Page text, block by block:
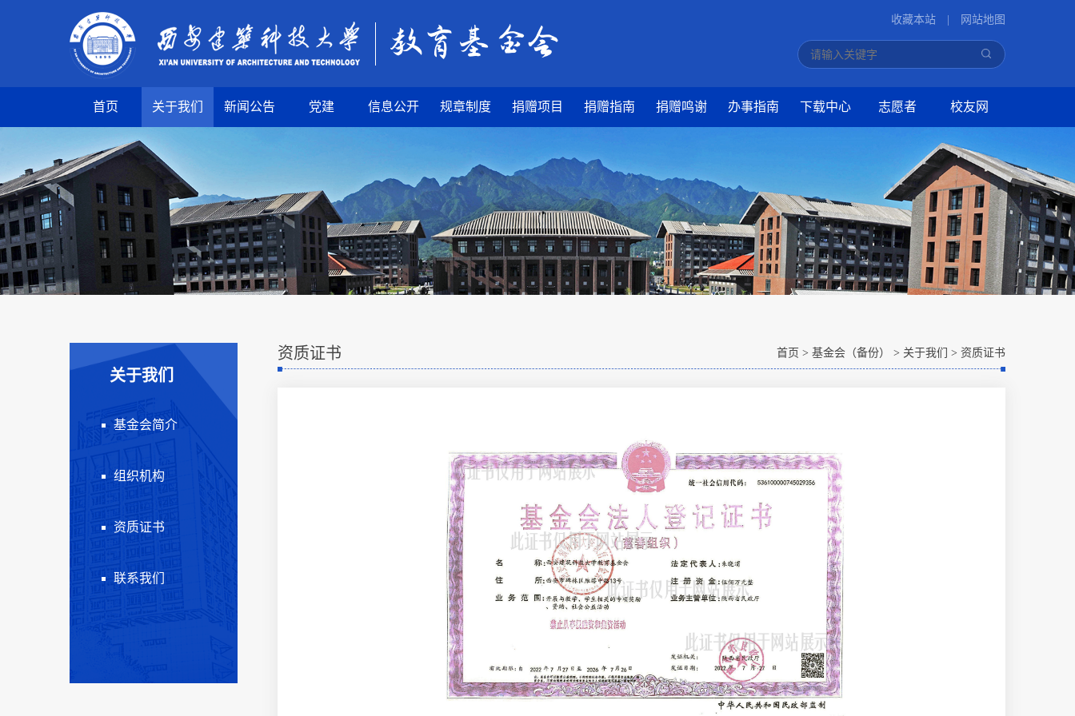
收藏本站 网站地图
首页 关于我们 新闻公告 党建 信息公开 规章制度 捐赠项目 捐赠指南 捐赠鸣谢 办事指南 下载中心 志愿者 校友网
关于我们
基金会简介
组织机构
资质证书
联系我们
资质证书 首页 > 基金会（备份） > 关于我们 > 资质证书